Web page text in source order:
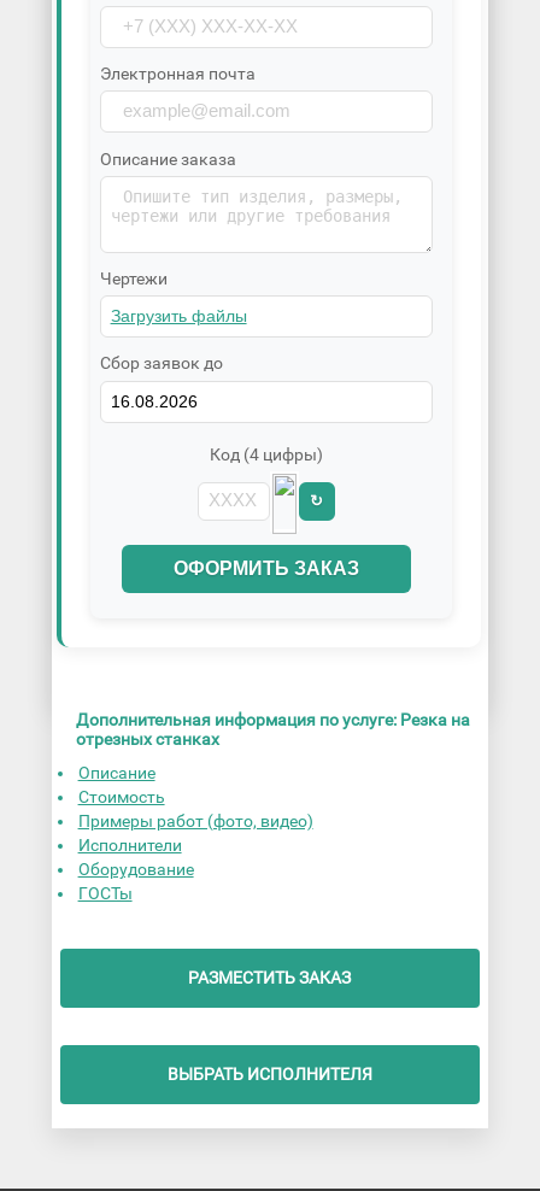
Электронная почта
Описание заказа
Чертежи
Сбор заявок до
Код (4 цифры)
↻
ОФОРМИТЬ ЗАКАЗ
Дополнительная информация по услуге: Резка на
отрезных станках
Описание
Стоимость
Примеры работ (фото, видео)
Исполнители
Оборудование
ГОСТы
РАЗМЕСТИТЬ ЗАКАЗ
ВЫБРАТЬ ИСПОЛНИТЕЛЯ